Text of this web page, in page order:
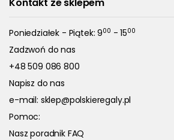
Poniedziałek - Piątek: 900 - 1500
Zadzwoń do nas
+48 509 086 800
Napisz do nas
e-mail: sklep@polskieregaly.pl
Pomoc:
Nasz poradnik FAQ